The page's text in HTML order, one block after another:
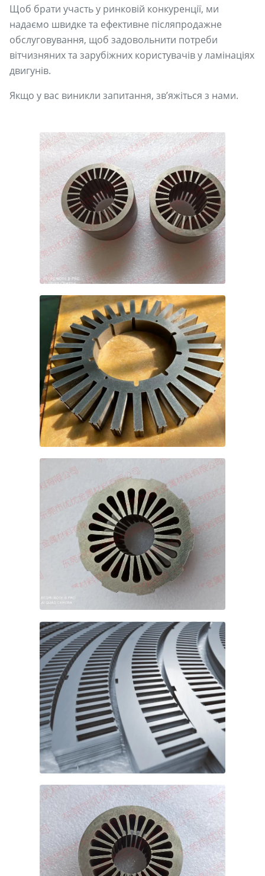
Щоб брати участь у ринковій конкуренції, ми
надаємо швидке та ефективне післяпродажне
обслуговування, щоб задовольнити потреби
вітчизняних та зарубіжних користувачів у ламінаціях
двигунів.
Якщо у вас виникли запитання, зв’яжіться з нами.